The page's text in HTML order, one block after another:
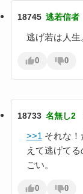
18745 逃若信者
逃げ若は人生
0 0
18733 名無し2
>>1 それな
えて逃げて
ごい。
0 0